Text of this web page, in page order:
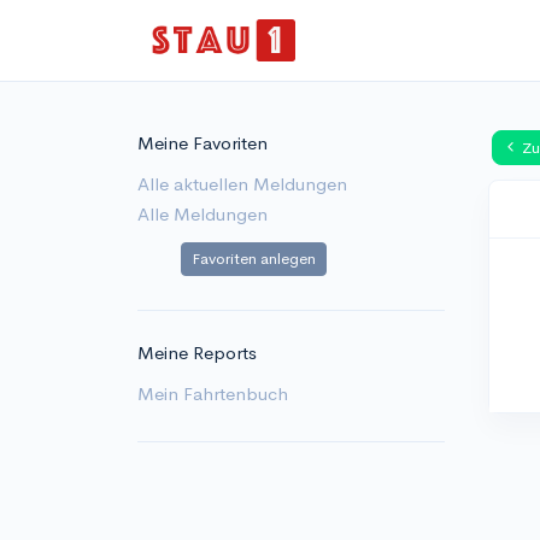
Meine Favoriten
Alle aktuellen Meldungen
Alle Meldungen
Favoriten anlegen
Meine Reports
Mein Fahrtenbuch